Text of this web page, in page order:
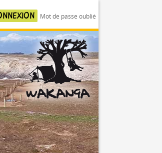
Mot de passe oublié